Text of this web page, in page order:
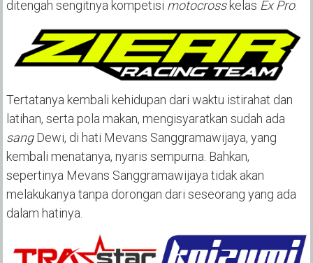
ditengah sengitnya kompetisi motocrosskelas Ex Pro.
Tertatanya kembali kehidupan dari waktu istirahat dan
latihan, serta pola makan, mengisyaratkan sudah ada
sangDewi, di hati Mevans Sanggramawijaya, yang
kembali menatanya, nyaris sempurna. Bahkan,
sepertinya Mevans Sanggramawijaya tidak akan
melakukanya tanpa dorongan dari seseorang yang ada
dalam hatinya.